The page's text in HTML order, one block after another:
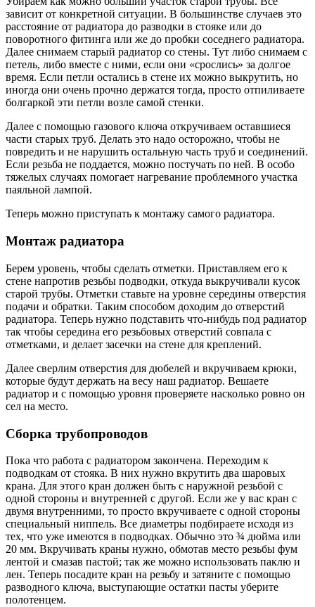
зависит от конкретной ситуации. В большинстве случаев это
расстояние от радиатора до разводки в стояке или до
поворотного фитинга или же до пробки соседнего радиатора.
Далее снимаем старый радиатор со стены. Тут либо снимаем с
петель, либо вместе с ними, если они «срослись» за долгое
время. Если петли остались в стене их можно выкрутить, но
иногда они очень прочно держатся тогда, просто отпиливаете
болгаркой эти петли возле самой стенки.
Далее с помощью газового ключа откручиваем оставшиеся
части старых труб. Делать это надо осторожно, чтобы не
повредить и не нарушить остальную часть труб и соединений.
Если резьба не поддается, можно постучать по ней. В особо
тяжелых случаях помогает нагревание проблемного участка
паяльной лампой.
Теперь можно приступать к монтажу самого радиатора.
Монтаж радиатора
Берем уровень, чтобы сделать отметки. Приставляем его к
стене напротив резьбы подводки, откуда выкручивали кусок
старой трубы. Отметки ставьте на уровне середины отверстия
подачи и обратки. Таким способом доходим до отверстий
радиатора. Теперь нужно подставить что-нибудь под радиатор
так чтобы середина его резьбовых отверстий совпала с
отметками, и делает засечки на стене для креплений.
Далее сверлим отверстия для дюбелей и вкручиваем крюки,
которые будут держать на весу наш радиатор. Вешаете
радиатор и с помощью уровня проверяете насколько ровно он
сел на место.
Сборка трубопроводов
Пока что работа с радиатором закончена. Переходим к
подводкам от стояка. В них нужно вкрутить два шаровых
крана. Для этого кран должен быть с наружной резьбой с
одной стороны и внутренней с другой. Если же у вас кран с
двумя внутренними, то просто вкручиваете с одной стороны
специальный ниппель. Все диаметры подбираете исходя из
тех, что уже имеются в подводках. Обычно это ¾ дюйма или
20 мм. Вкручивать краны нужно, обмотав место резьбы фум
лентой и смазав пастой; так же можно использовать паклю и
лен. Теперь посадите кран на резьбу и затяните с помощью
разводного ключа, выступающие остатки пасты уберите
полотенцем.